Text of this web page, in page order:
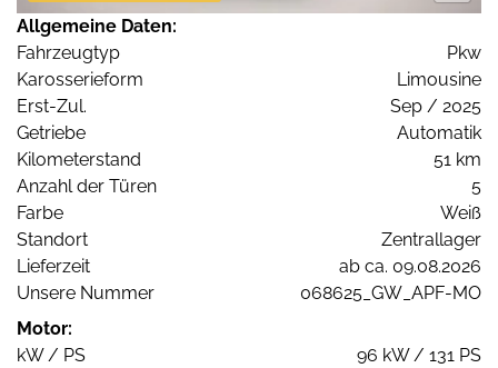
Allgemeine Daten:
Fahrzeugtyp
Pkw
Karosserieform
Limousine
Erst-Zul.
Sep / 2025
Getriebe
Automatik
Kilometerstand
51 km
Anzahl der Türen
5
Farbe
Weiß
Standort
Zentrallager
Lieferzeit
ab ca. 09.08.2026
Unsere Nummer
068625_GW_APF-MO
Motor:
kW / PS
96 kW / 131 PS